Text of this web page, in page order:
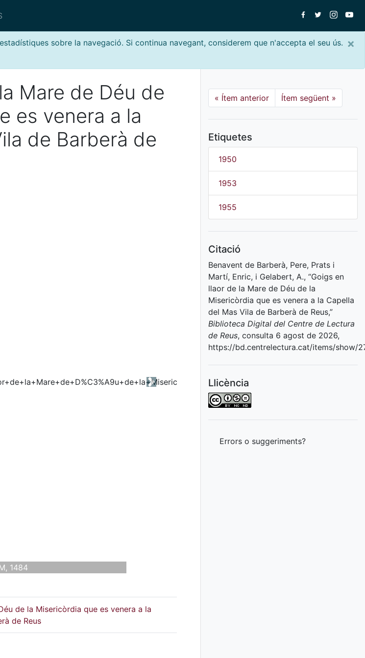
×
sobre la navegació. Si continua navegant, considerem que n'accepta el seu ús.
Mare de Déu de
es venera a la
de Barberà de
1484
Next
de la Misericòrdia que es venera a la
de Reus
« Ítem anterior Ítem següent »
Etiquetes
1950
1953
1955
Citació
Benavent de Barberà, Pere, Prats i
Martí, Enric, i Gelabert, A., “Goigs en
llaor de la Mare de Déu de la
Misericòrdia que es venera a la Capella
del Mas Vila de Barberà de Reus,”
Biblioteca Digital del Centre de Lectura
de Reus, consulta 6 agost de 2026,
https://bd.centrelectura.cat/items/show/
Llicència
Errors o suggeriments?